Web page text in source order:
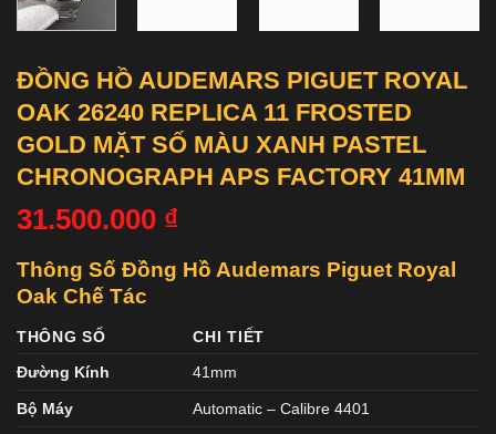
ĐỒNG HỒ AUDEMARS PIGUET ROYAL
OAK 26240 REPLICA 11 FROSTED
GOLD MẶT SỐ MÀU XANH PASTEL
CHRONOGRAPH APS FACTORY 41MM
31.500.000 ₫
Thông Số Đồng Hồ Audemars Piguet Royal
Oak Chế Tác
THÔNG SỐ
CHI TIẾT
Đường Kính
41mm
Bộ Máy Automatic – Calibre 4401